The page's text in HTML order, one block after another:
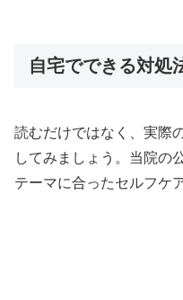
自宅でできる対処
読むだけではなく、実際
してみましょう。当院の
テーマに合ったセルフケ